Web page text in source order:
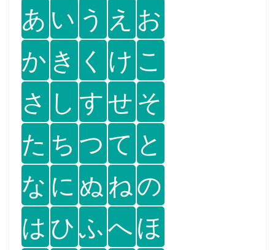
あ い う え お
か き く け こ
さ し すせ そ
た ち つ て と
な に ぬ ねの
は ひふへほ